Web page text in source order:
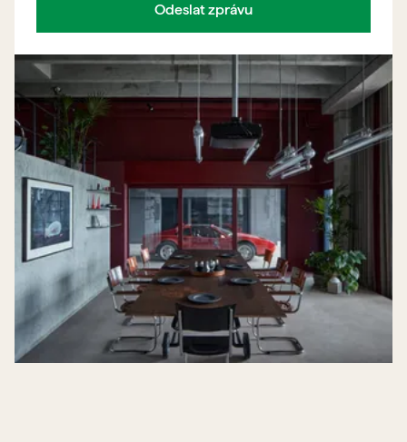
Odeslat zprávu